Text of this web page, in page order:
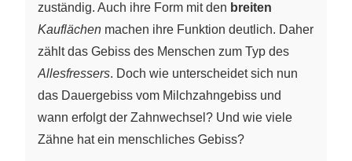
zuständig. Auch ihre Form mit den breiten
Kauflächen machen ihre Funktion deutlich. Daher
zählt das Gebiss des Menschen zum Typ des
Allesfressers. Doch wie unterscheidet sich nun
das Dauergebiss vom Milchzahngebiss und
wann erfolgt der Zahnwechsel? Und wie viele
Zähne hat ein menschliches Gebiss?